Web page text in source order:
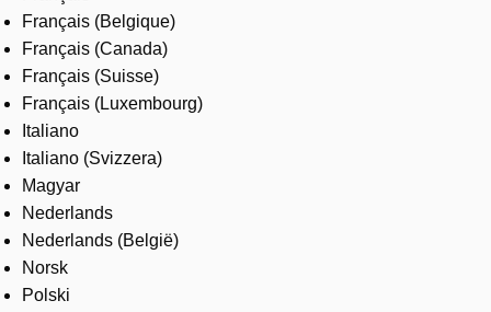
Français (Belgique)
Français (Canada)
Français (Suisse)
Français (Luxembourg)
Italiano
Italiano (Svizzera)
Magyar
Nederlands
Nederlands (België)
Norsk
Polski